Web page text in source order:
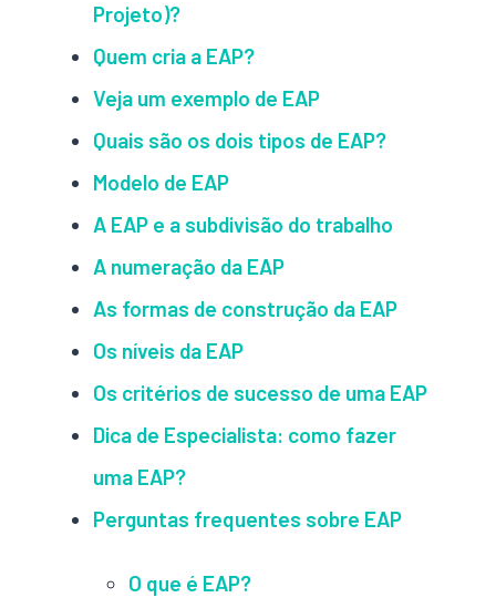
Projeto)?
Quem cria a EAP?
Veja um exemplo de EAP
Quais são os dois tipos de EAP?
Modelo de EAP
A EAP e a subdivisão do trabalho
A numeração da EAP
As formas de construção da EAP
Os níveis da EAP
Os critérios de sucesso de uma EAP
Dica de Especialista: como fazer
uma EAP?
Perguntas frequentes sobre EAP
O que é EAP?